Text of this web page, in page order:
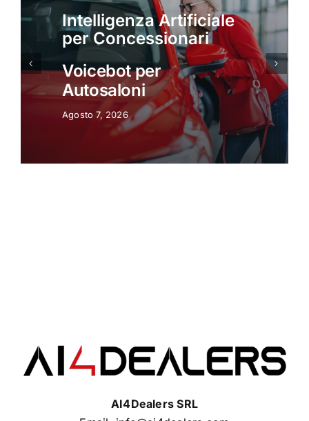
Intelligenza Artificiale
per Concessionari
Intelligenza Artificiale
per concessionari:
Appuntamenti
Automatici